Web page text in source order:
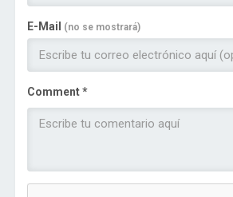
E-Mail (no se mostrará)
Comment *